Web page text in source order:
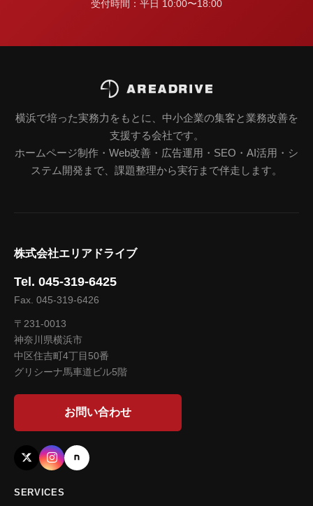
受付時間：平日 10:00〜18:00
横浜で培った実務力をもとに、中小企業の集客と業務改善を
支援する会社です。
ホームページ制作・Web改善・広告運用・SEO・AI活用・シ
ステム開発まで、課題整理から実行まで伴走します。
株式会社エリアドライブ
Tel. 045-319-6425
Fax. 045-319-6426
〒231-0013
神奈川県横浜市
中区住吉町4丁目50番
グリシーナ馬車道ビル5階
お問い合わせ
SERVICES